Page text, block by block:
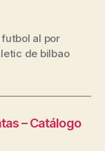
al por
de bilbao
– Catálogo